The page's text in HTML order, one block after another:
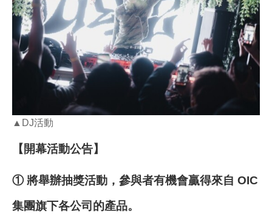
▲DJ活動
【開幕活動公告】
① 將舉辦抽獎活動，參與者有機會贏得來自 OIC
集團旗下各公司的產品。